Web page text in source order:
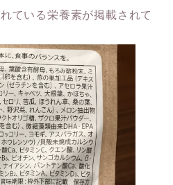
ている栄養素が掲載されて